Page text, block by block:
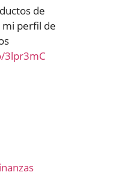
de
mi perfil de
3lpr3mC